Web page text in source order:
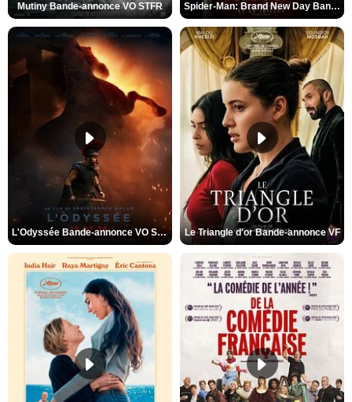
Mutiny Bande-annonce VO STFR Spider-Man: Brand New Day Bande-annonce VO STFR
L'Odyssée Bande-annonce VO STFR Le Triangle d'or Bande-annonce VF